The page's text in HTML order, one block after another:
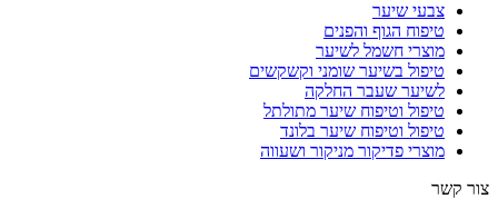
צבעי שיער
טיפוח הגוף והפנים
מוצרי חשמל לשיער
טיפול בשיער שומני וקשקשים
לשיער שעבר החלקה
טיפול וטיפוח שיער מתולתל
טיפול וטיפוח שיער בלונד
מוצרי פדיקור מניקור ושעווה
צור קשר